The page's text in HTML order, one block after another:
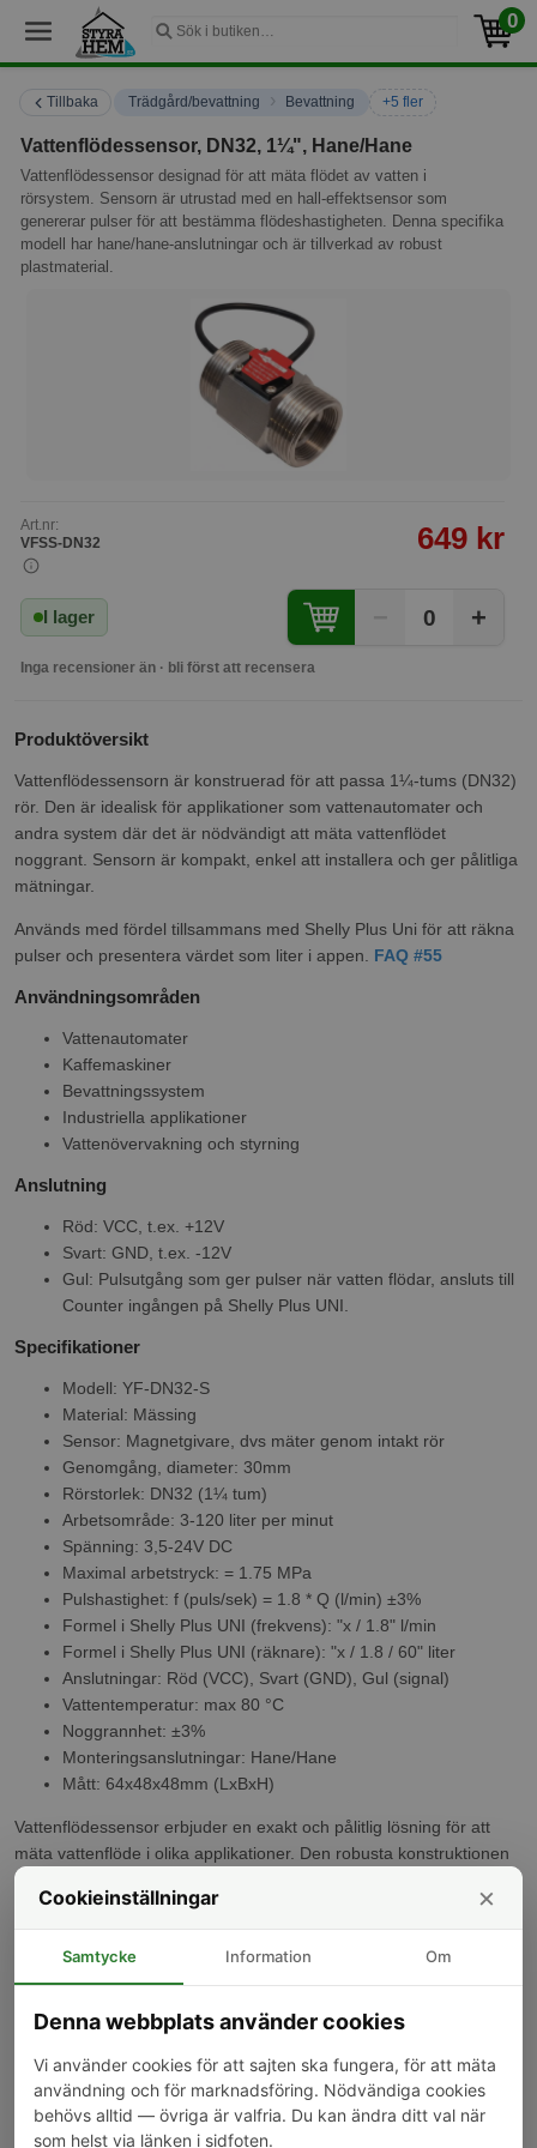
0
Tillbaka Trädgård/bevattning › Bevattning +5 fler
Vattenflödessensor, DN32, 1¼", Hane/Hane
Vattenflödessensor designad för att mäta flödet av vatten i
rörsystem. Sensorn är utrustad med en hall-effektsensor som
genererar pulser för att bestämma flödeshastigheten. Denna specifika
modell har hane/hane-anslutningar och är tillverkad av robust
plastmaterial.
Art.nr:
VFSS-DN32
649 kr
I lager 0 +
Inga recensioner än · bli först att recensera
Produktöversikt
Vattenflödessensorn är konstruerad för att passa 1¼-tums (DN32)
rör. Den är idealisk för applikationer som vattenautomater och
andra system där det är nödvändigt att mäta vattenflödet
noggrant. Sensorn är kompakt, enkel att installera och ger pålitliga
mätningar.
Används med fördel tillsammans med Shelly Plus Uni för att räkna
pulser och presentera värdet som liter i appen. FAQ #55
Användningsområden
Vattenautomater
Kaffemaskiner
Bevattningssystem
Industriella applikationer
Vattenövervakning och styrning
Anslutning
Röd: VCC, t.ex. +12V
Svart: GND, t.ex. -12V
Gul: Pulsutgång som ger pulser när vatten flödar, ansluts till
Counter ingången på Shelly Plus UNI.
Specifikationer
Modell: YF-DN32-S
Material: Mässing
Sensor: Magnetgivare, dvs mäter genom intakt rör
Genomgång, diameter: 30mm
Rörstorlek: DN32 (1¼ tum)
Arbetsområde: 3-120 liter per minut
Spänning: 3,5-24V DC
Maximal arbetstryck: = 1.75 MPa
Pulshastighet: f (puls/sek) = 1.8 * Q (l/min) ±3%
Formel i Shelly Plus UNI (frekvens): "x / 1.8" l/min
Formel i Shelly Plus UNI (räknare): "x / 1.8 / 60" liter
Anslutningar: Röd (VCC), Svart (GND), Gul (signal)
Vattentemperatur: max 80 °C
Noggrannhet: ±3%
Monteringsanslutningar: Hane/Hane
Mått: 64x48x48mm (LxBxH)
Vattenflödessensor erbjuder en exakt och pålitlig lösning för att
mäta vattenflöde i olika applikationer. Den robusta konstruktionen
och enkla installationsmetoden gör den till ett populärt val för både
hushålls- och industriella användningsområden
Kunder som köpt denna produkt har också köpt
-9%
Cookieinställningar ×
Samtycke Information Om
Denna webbplats använder cookies
Vi använder cookies för att sajten ska fungera, för att mäta
användning och för marknadsföring. Nödvändiga cookies
behövs alltid — övriga är valfria. Du kan ändra ditt val när
som helst via länken i sidfoten.